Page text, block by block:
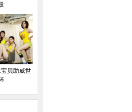
贝助威世